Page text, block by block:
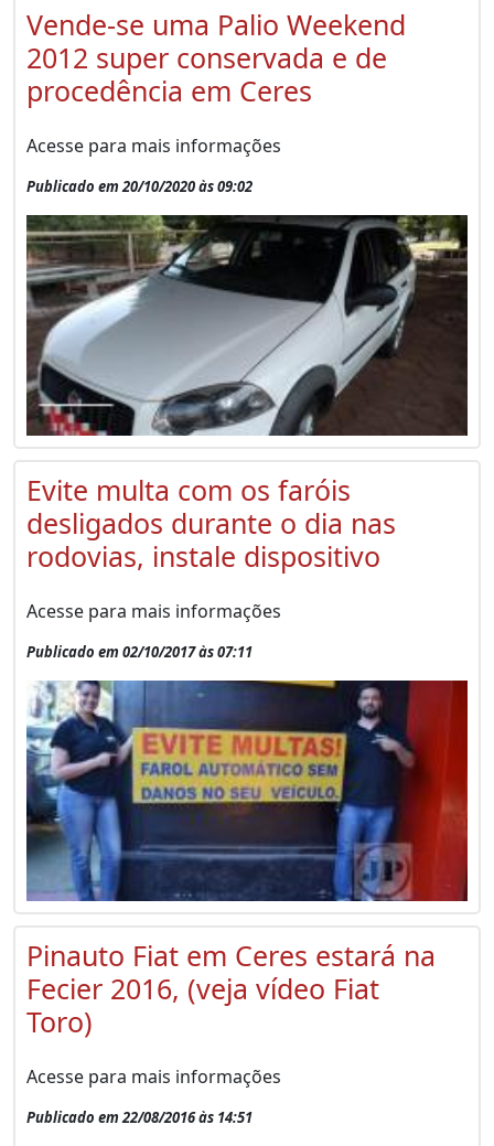
Vende-se uma Palio Weekend
2012 super conservada e de
procedência em Ceres
Acesse para mais informações
Publicado em 20/10/2020 às 09:02
Evite multa com os faróis
desligados durante o dia nas
rodovias, instale dispositivo
Acesse para mais informações
Publicado em 02/10/2017 às 07:11
Pinauto Fiat em Ceres estará na
Fecier 2016, (veja vídeo Fiat
Toro)
Acesse para mais informações
Publicado em 22/08/2016 às 14:51